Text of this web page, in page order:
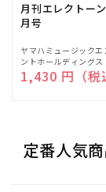
月刊エレクトー
月号
販
売
元:
ヤマハミュージックエ
ントホールディングス
通常価格
1,430 円（税
定番人気